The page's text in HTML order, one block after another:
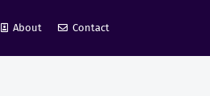
About Contact